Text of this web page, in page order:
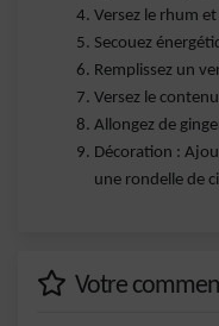
Versez le rhum
Secouez
Remplissez un
Versez le
Allongez de
Décoration :
une rondelle de
Votre